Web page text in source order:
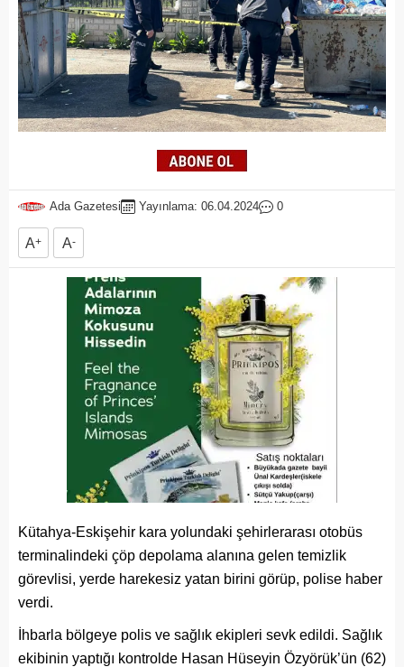
Ada Gazetesi Yayınlama: 06.04.2024 0
A+ A-
Kütahya-Eskişehir kara yolundaki şehirlerarası otobüs
terminalindeki çöp depolama alanına gelen temizlik
görevlisi, yerde harekesiz yatan birini görüp, polise haber
verdi.
İhbarla bölgeye polis ve sağlık ekipleri sevk edildi. Sağlık
ekibinin yaptığı kontrolde Hasan Hüseyin Özyörük’ün (62)